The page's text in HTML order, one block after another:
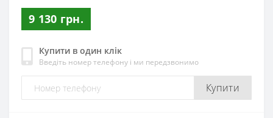
9 130 грн.
Купити в один клік
Введіть номер телефону і ми передзвонимо
Купити